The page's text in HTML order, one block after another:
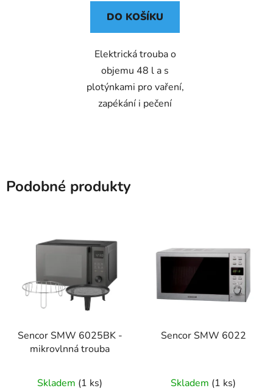
DO KOŠÍKU
Elektrická trouba o
objemu 48 l a s
plotýnkami pro vaření,
zapékání i pečení
Podobné produkty
Sencor SMW 6025BK -
mikrovlnná trouba
Skladem (1 ks)
Sencor SMW 6022
Skladem (1 ks)